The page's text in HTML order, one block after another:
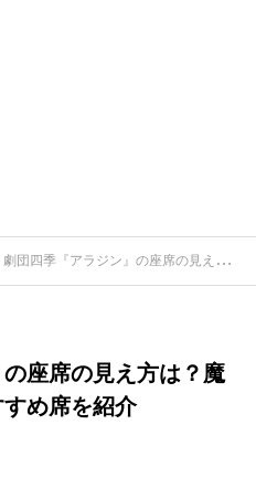
劇団四季『アラジン』の座席の見え方は？魔法の絨毯が見えるおすすめ席を紹介
座席の見え方は？魔
め席を紹介